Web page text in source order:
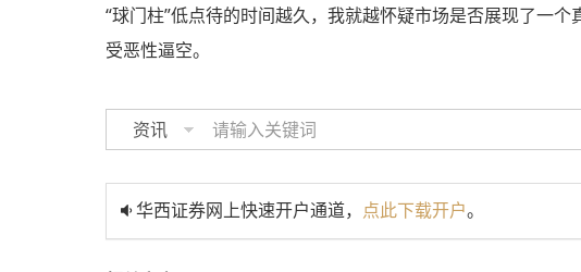
“球门柱”低点待的时间越久，我就越怀疑市场是否展现了一
受恶性逼空。
资讯
华西证券网上快速开户通道， 点此下载开户。